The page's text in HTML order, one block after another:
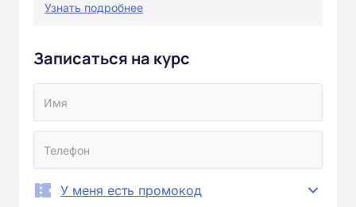
Узнать подробнее
Записаться на курс
У меня есть промокод